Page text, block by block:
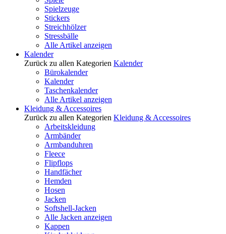
Spielzeuge
Stickers
Streichhölzer
Stressbälle
Alle Artikel anzeigen
Kalender
Zurück zu allen Kategorien Kalender
Bürokalender
Kalender
Taschenkalender
Alle Artikel anzeigen
Kleidung & Accessoires
Zurück zu allen Kategorien Kleidung & Accessoires
Arbeitskleidung
Armbänder
Armbanduhren
Fleece
Flipflops
Handfächer
Hemden
Hosen
Jacken
Softshell-Jacken
Alle Jacken anzeigen
Kappen